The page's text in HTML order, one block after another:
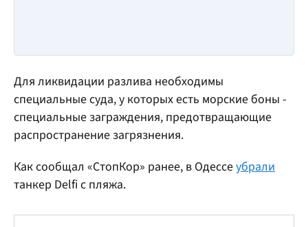
Для ликвидации разлива необходимы
специальные суда, у которых есть морские боны -
специальные заграждения, предотвращающие
распространение загрязнения.
Как сообщал «СтопКор» ранее, в Одессеубрали
танкер Delfi с пляжа.